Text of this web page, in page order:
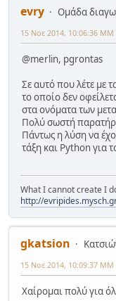
evry
Ομάδα
15 Νοε 2014, 10:06:36 ΜΜ
@merlin, pgrontas
Σε αυτό που λέτε με
το οποίο δεν
στα ονόματα των
Πολύ σωστή
Πάντως η λύση να
τάξη και Python για
What I cannot create I
http://
gkatsion
15 Νοε 2014, 10:09:37 ΜΜ
Χαίρομαι πολύ για